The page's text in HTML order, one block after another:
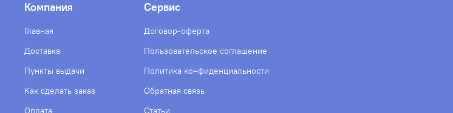
Компания
Главная
Доставка
Пункты выдачи
Как сделать заказ
Оплата
Сервис
Договор-оферта
Пользовательское соглашение
Политика конфиденциальности
Обратная связь
Статьи